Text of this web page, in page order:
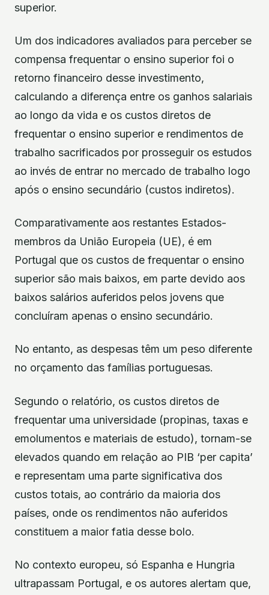
superior.
Um dos indicadores avaliados para perceber se
compensa frequentar o ensino superior foi o
retorno financeiro desse investimento,
calculando a diferença entre os ganhos salariais
ao longo da vida e os custos diretos de
frequentar o ensino superior e rendimentos de
trabalho sacrificados por prosseguir os estudos
ao invés de entrar no mercado de trabalho logo
após o ensino secundário (custos indiretos).
Comparativamente aos restantes Estados-
membros da União Europeia (UE), é em
Portugal que os custos de frequentar o ensino
superior são mais baixos, em parte devido aos
baixos salários auferidos pelos jovens que
concluíram apenas o ensino secundário.
No entanto, as despesas têm um peso diferente
no orçamento das famílias portuguesas.
Segundo o relatório, os custos diretos de
frequentar uma universidade (propinas, taxas e
emolumentos e materiais de estudo), tornam-se
elevados quando em relação ao PIB ‘per capita’
e representam uma parte significativa dos
custos totais, ao contrário da maioria dos
países, onde os rendimentos não auferidos
constituem a maior fatia desse bolo.
No contexto europeu, só Espanha e Hungria
ultrapassam Portugal, e os autores alertam que,